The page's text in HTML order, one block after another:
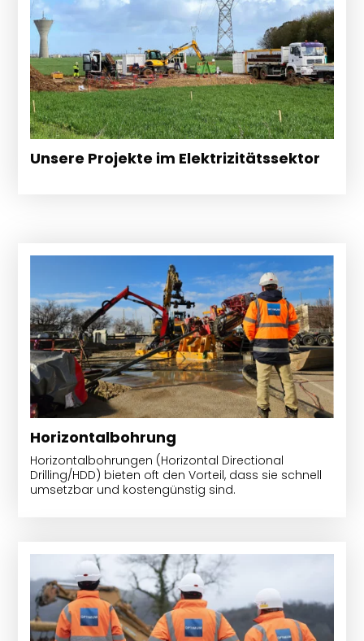
Unsere Projekte im Elektrizitätssektor
Horizontalbohrung
Horizontalbohrungen (Horizontal Directional
Drilling/HDD) bieten oft den Vorteil, dass sie schnell
umsetzbar und kostengünstig sind.